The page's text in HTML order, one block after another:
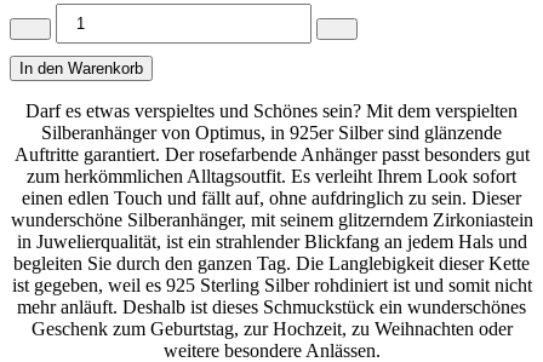
Verspielter
Rose
Bicolor
Silber
Anhänger
mit
Kette
Menge
In den Warenkorb
Darf es etwas verspieltes und Schönes sein? Mit dem verspielten
Silberanhänger von Optimus, in 925er Silber sind glänzende
Auftritte garantiert. Der rosefarbende Anhänger passt besonders gut
zum herkömmlichen Alltagsoutfit. Es verleiht Ihrem Look sofort
einen edlen Touch und fällt auf, ohne aufdringlich zu sein. Dieser
wunderschöne Silberanhänger, mit seinem glitzerndem Zirkoniastein
in Juwelierqualität, ist ein strahlender Blickfang an jedem Hals und
begleiten Sie durch den ganzen Tag. Die Langlebigkeit dieser Kette
ist gegeben, weil es 925 Sterling Silber rohdiniert ist und somit nicht
mehr anläuft. Deshalb ist dieses Schmuckstück ein wunderschönes
Geschenk zum Geburtstag, zur Hochzeit, zu Weihnachten oder
weitere besondere Anlässen.